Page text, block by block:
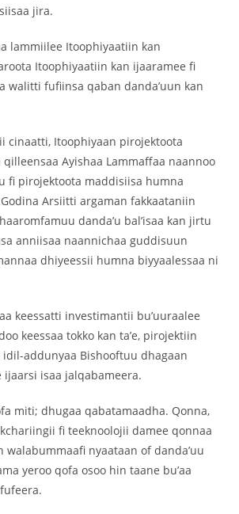
jira.
lammiilee Itoophiyaatiin kan
Itoophiyaatiin kan ijaaramee fi
walitti fufiinsa qaban danda’uun kan
cinaatti, Itoophiyaan pirojektoota
Ayishaa Lammaffaa naannoo
fi pirojektoota maddisiisa humna
Arsiitti argaman fakkaataniin
danda’u bal’isaa kan jirtu
anniisaa naannichaa guddisuun
dhiyeessii humna biyyaalessaa ni
keessatti investimantii bu’uuraalee
keessaa tokko kan ta’e, pirojektiin
idil-addunyaa Bishooftuu dhagaan
ijaarsi isaa jalqabameera.
miti; dhugaa qabatamaadha. Qonna,
fi teeknoolojii damee qonnaa
walabummaafi nyaataan of danda’uu
yeroo qofa osoo hin taane bu’aa